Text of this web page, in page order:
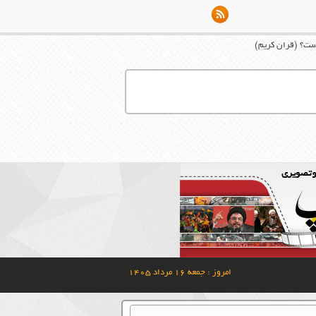
(قران کریم)
امروز : جمعه ۱۶ مرداد ۱۴۰۵